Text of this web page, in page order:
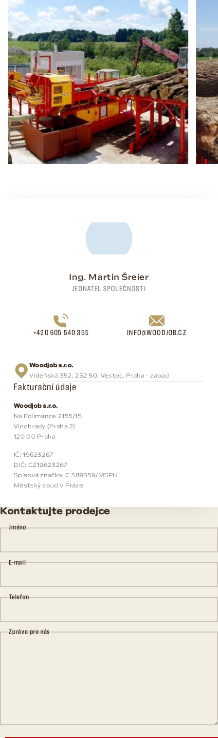
Ing. Martin Šreier
JEDNATEL SPOLEČNOSTI
+420 605 540 355 INFO@WOODJOB.CZ
Woodjob s.r.o.
Vídeňská 352, 252 50, Vestec, Praha - západ
Fakturační údaje
Woodjob s.r.o.
Na Folimance 2155/15
Vinohrady (Praha 2)
120 00 Praha
IČ: 19623267
DIČ: CZ19623267
Spisová značka: C 389359/MSPH
Městský soud v Praze
Kontaktujte prodejce
Jméno
E-mail
Telefon
Zpráva pro nás